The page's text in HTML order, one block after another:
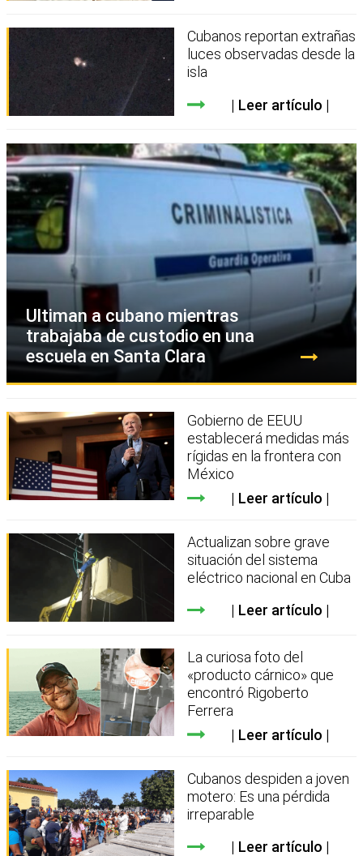
Cubanos reportan extrañas
luces observadas desde la
isla
Leer artículo
Ultiman a cubano mientras
trabajaba de custodio en una
escuela en Santa Clara
Gobierno de EEUU
establecerá medidas más
rígidas en la frontera con
México
Leer artículo
Actualizan sobre grave
situación del sistema
eléctrico nacional en Cuba
Leer artículo
La curiosa foto del
«producto cárnico» que
encontró Rigoberto
Ferrera
Leer artículo
Cubanos despiden a joven
motero: Es una pérdida
irreparable
Leer artículo